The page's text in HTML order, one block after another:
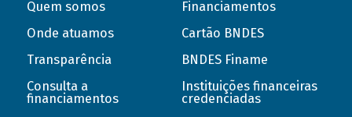
Quem somos
Onde atuamos
Transparência
Consulta a
financiamentos
Financiamentos
Cartão BNDES
BNDES Finame
Instituições financeiras
credenciadas